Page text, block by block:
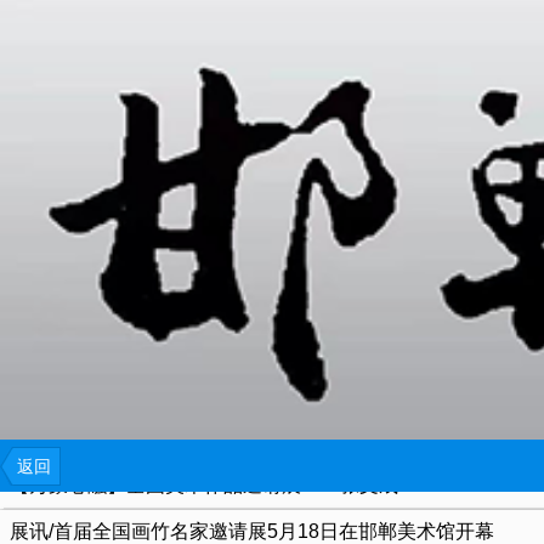
返回
论宋元情怀的当代回响：以河上·高惠君的绘画实践为例
范曾成名作：《文姬归汉》
爱花，一千个理由？
2024！一定要让孩子看的10部经典美术类电影！
别有意味的黄永玉“新作展”丨他在生前便为自己谋划百岁画展
瑜伽新史：从古印度到现代西方
【万象心融】全国美术作品邀请展——张文成
展讯/首届全国画竹名家邀请展5月18日在邯郸美术馆开幕